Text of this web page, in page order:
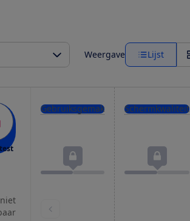
Weergave Lijst
Gebruiksgemak Schermkwaliteit